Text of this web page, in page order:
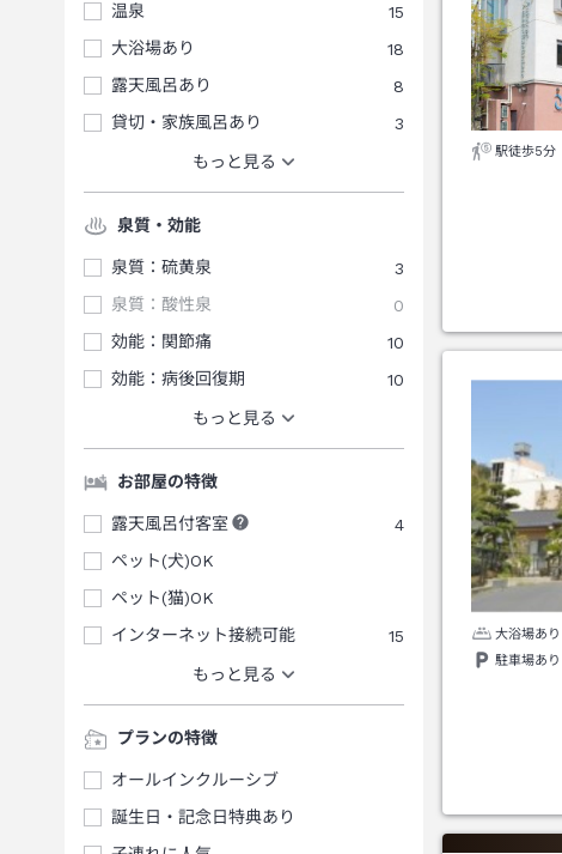
温泉
15
大浴場あり
18
露天風呂あり
8
貸切・家族風呂あり
3
もっと見る
泉質・効能
泉質：硫黄泉
3
泉質：酸性泉
0
効能：関節痛
10
効能：病後回復期
10
もっと見る
お部屋の特徴
露天風呂付客室
4
ペット(犬)OK
ペット(猫)OK
インターネット接続可能
15
もっと見る
プランの特徴
オールインクルーシブ
誕生日・記念日特典あり
駅徒歩5分
大浴場あり
駐車場あり